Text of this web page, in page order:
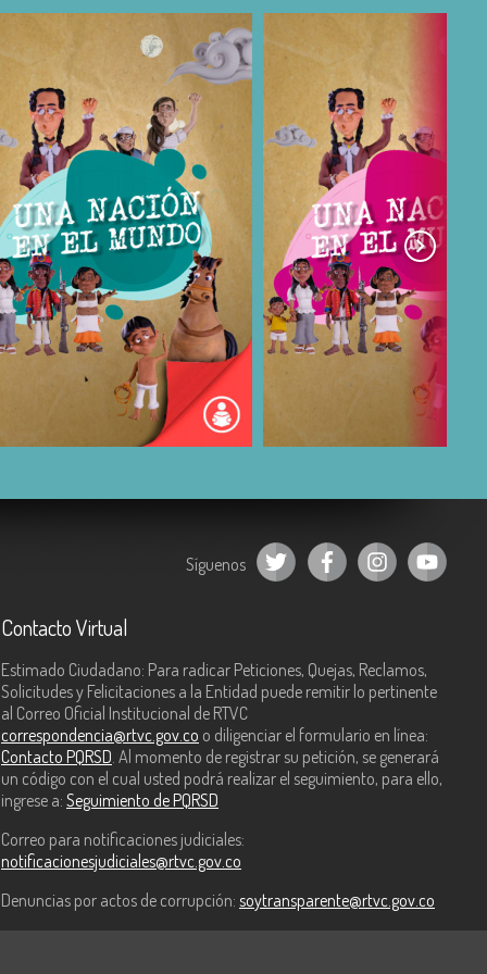
Síguenos
Contacto Virtual
Estimado Ciudadano: Para radicar Peticiones, Quejas, Reclamos,
Solicitudes y Felicitaciones a la Entidad puede remitir lo pertinente
al Correo Oficial Institucional de RTVC
correspondencia@rtvc.gov.co o diligenciar el formulario en línea:
Contacto PQRSD . Al momento de registrar su petición, se generará
un código con el cual usted podrá realizar el seguimiento, para ello,
ingrese a: Seguimiento de PQRSD
Correo para notificaciones judiciales:
notificacionesjudiciales@rtvc.gov.co
Denuncias por actos de corrupción: soytransparente@rtvc.gov.co